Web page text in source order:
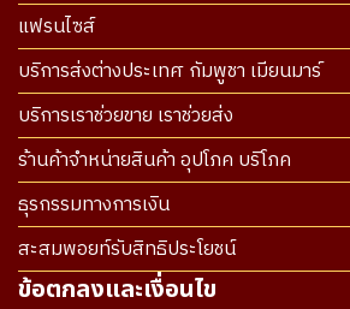
แฟรนไซส์
บริการส่งต่างประเทศ กัมพูชา เมียนมาร์
บริการเราช่วยขาย เราช่วยส่ง
ร้านค้าจำหน่ายสินค้า อุปโภค บริโภค
ธุรกรรมทางการเงิน
สะสมพอยท์รับสิทธิประโยชน์
ข้อตกลงและเงื่อนไข